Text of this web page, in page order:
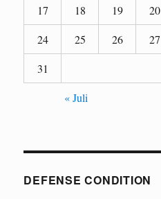
17
18 19 20
24
25 26 27
31
« Juli
DEFENSE CONDITION